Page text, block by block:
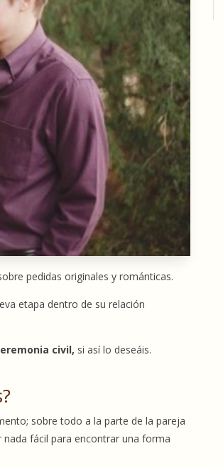
pedidas originales y románticas.
etapa dentro de su relación
civil, si así lo deseáis.
sobre todo a la parte de la pareja
fácil para encontrar una forma